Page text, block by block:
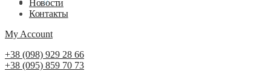
Новости
Контакты
My Account
+38 (098) 929 28 66
+38 (095) 859 70 73